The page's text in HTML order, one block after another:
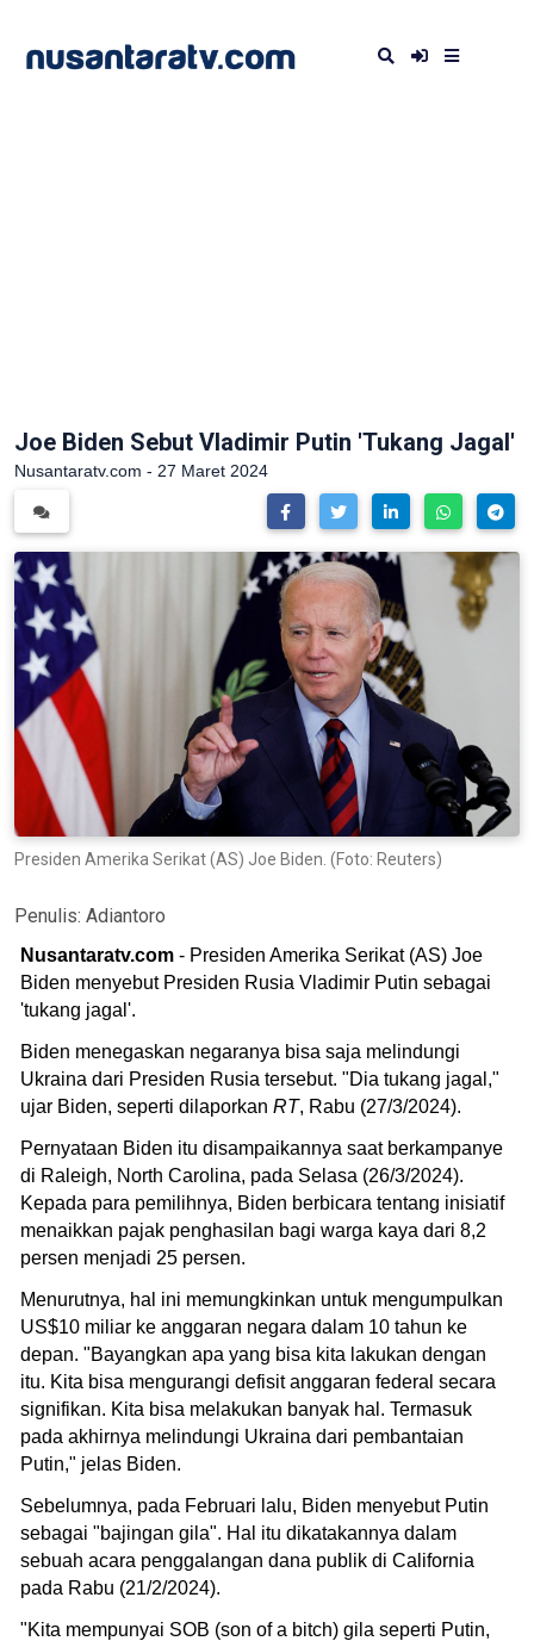
Joe Biden Sebut Vladimir Putin 'Tukang Jagal'
Nusantaratv.com - 27 Maret 2024
Presiden Amerika Serikat (AS) Joe Biden. (Foto: Reuters)
Penulis: Adiantoro
Nusantaratv.com - Presiden Amerika Serikat (AS) Joe
Biden menyebut Presiden Rusia Vladimir Putin sebagai
'tukang jagal'.
Biden menegaskan negaranya bisa saja melindungi
Ukraina dari Presiden Rusia tersebut. "Dia tukang jagal,"
ujar Biden, seperti dilaporkan RT, Rabu (27/3/2024).
Pernyataan Biden itu disampaikannya saat berkampanye
di Raleigh, North Carolina, pada Selasa (26/3/2024).
Kepada para pemilihnya, Biden berbicara tentang inisiatif
menaikkan pajak penghasilan bagi warga kaya dari 8,2
persen menjadi 25 persen.
Menurutnya, hal ini memungkinkan untuk mengumpulkan
US$10 miliar ke anggaran negara dalam 10 tahun ke
depan. "Bayangkan apa yang bisa kita lakukan dengan
itu. Kita bisa mengurangi defisit anggaran federal secara
signifikan. Kita bisa melakukan banyak hal. Termasuk
pada akhirnya melindungi Ukraina dari pembantaian
Putin," jelas Biden.
Sebelumnya, pada Februari lalu, Biden menyebut Putin
sebagai "bajingan gila". Hal itu dikatakannya dalam
sebuah acara penggalangan dana publik di California
pada Rabu (21/2/2024).
"Kita mempunyai SOB (son of a bitch) gila seperti Putin,